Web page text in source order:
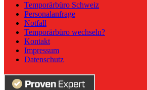
Temporärbüro Schweiz
Personalanfrage
Notfall
Temporärbüro wechseln?
Kontakt
Impressum
Datenschutz